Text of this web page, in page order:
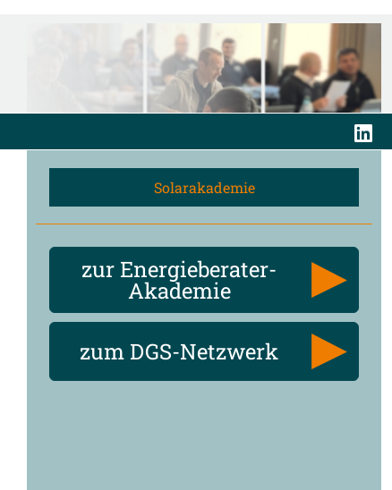
Solarakademie
zur Energieberater-
Akademie
zum DGS-Netzwerk